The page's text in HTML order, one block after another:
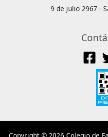
9 de julio 2967 -
Copyright © 2026 Colegio de